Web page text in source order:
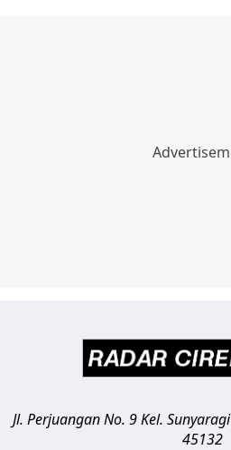
Jl. Perjuangan No. 9 Kel. Sunyaragi
45132